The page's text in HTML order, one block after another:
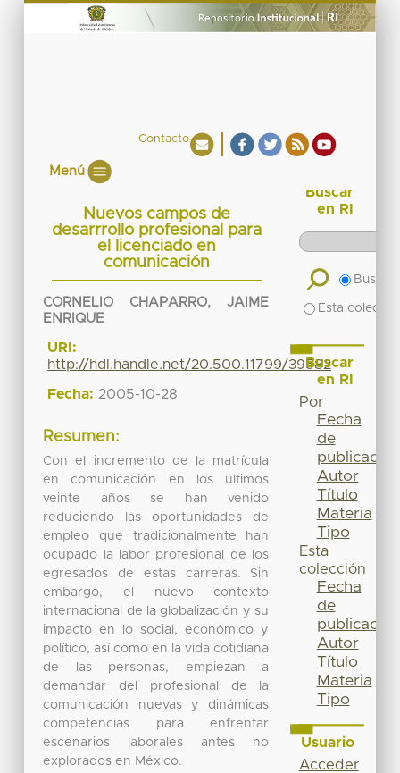
Contacto
Menú
Nuevos campos de
desarrrollo profesional para
el licenciado en
comunicación
CORNELIO CHAPARRO, JAIME
ENRIQUE
URI:
http://hdl.handle.net/20.500.11799/39582
Fecha: 2005-10-28
Resumen:
Con el incremento de la matrícula
en comunicación en los últimos
veinte años se han venido
reduciendo las oportunidades de
empleo que tradicionalmente han
ocupado la labor profesional de los
egresados de estas carreras. Sin
embargo, el nuevo contexto
internacional de la globalización y su
impacto en lo social, económico y
político, así como en la vida cotidiana
de las personas, empiezan a
demandar del profesional de la
comunicación nuevas y dinámicas
competencias para enfrentar
escenarios laborales antes no
explorados en México.
Buscar
en RI
Buscar
Esta
Buscar
en RI
Por
Fecha
de
publicación
Autor
Título
Materia
Tipo
Esta
colección
Fecha
de
publicación
Autor
Título
Materia
Tipo
Usuario
Acceder